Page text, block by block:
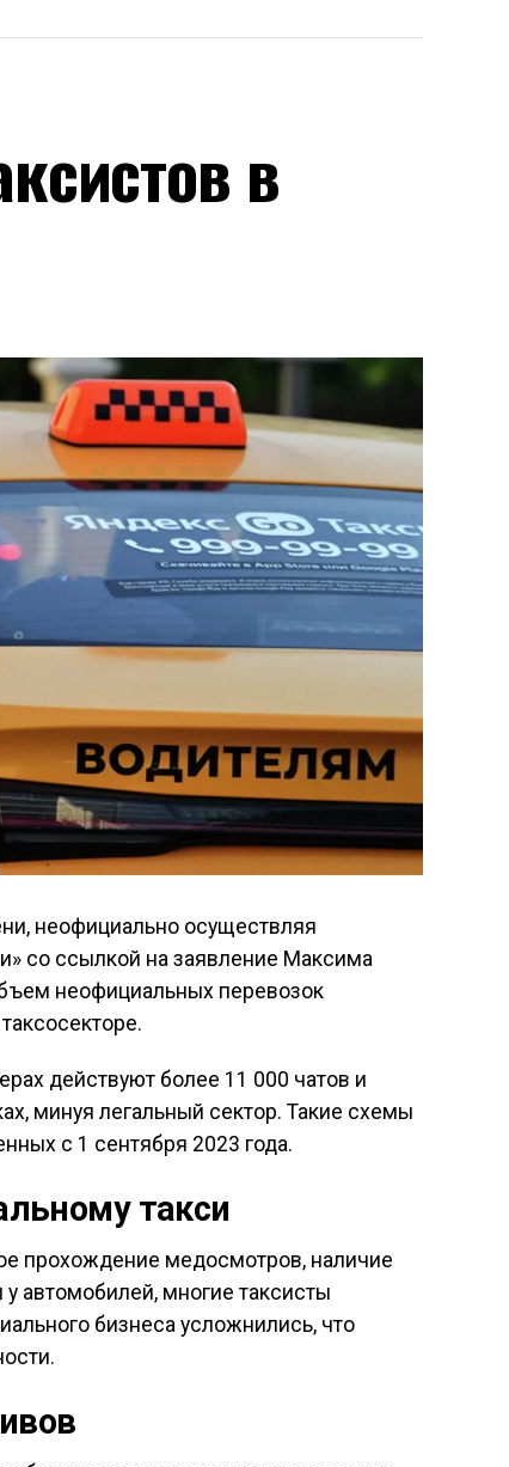
в
неофициально осуществляя
со ссылкой на заявление Максима
неофициальных перевозок
действуют более 11 000 чатов и
минуя легальный сектор. Такие схемы
с 1 сентября 2023 года.
такси
прохождение медосмотров, наличие
автомобилей, многие таксисты
бизнеса усложнились, что